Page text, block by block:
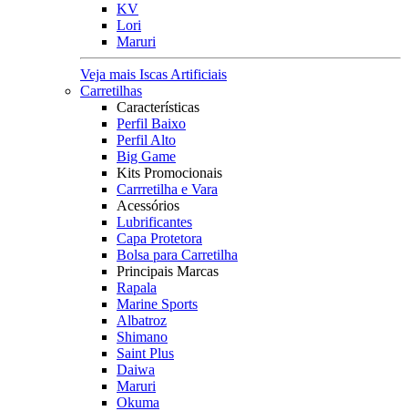
KV
Lori
Maruri
Veja mais Iscas Artificiais
Carretilhas
Características
Perfil Baixo
Perfil Alto
Big Game
Kits Promocionais
Carrretilha e Vara
Acessórios
Lubrificantes
Capa Protetora
Bolsa para Carretilha
Principais Marcas
Rapala
Marine Sports
Albatroz
Shimano
Saint Plus
Daiwa
Maruri
Okuma